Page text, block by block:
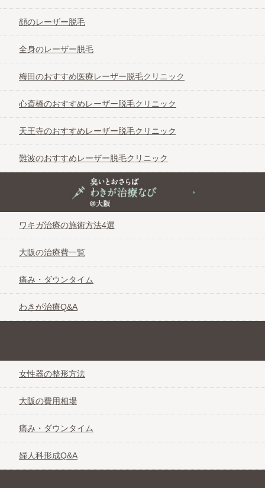
顔のレーザー脱毛
全身のレーザー脱毛
梅田のおすすめ医療レーザー脱毛クリニック
心斎橋のおすすめレーザー脱毛クリニック
天王寺のおすすめレーザー脱毛クリニック
難波のおすすめレーザー脱毛クリニック
臭いとおさらば わきが治療なび＠大阪
ワキガ治療の施術方法4選
大阪の治療費一覧
痛み・ダウンタイム
わきが治療Q&A
女性器の整形方法
大阪の費用相場
痛み・ダウンタイム
婦人科形成Q&A